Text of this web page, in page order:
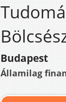
Budapest
Államilag